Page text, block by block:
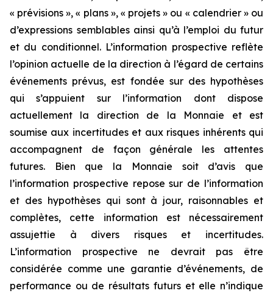
« prévisions », « plans », « projets » ou « calendrier » ou
d’expressions semblables ainsi qu’à l’emploi du futur
et du conditionnel. L’information prospective reflète
l’opinion actuelle de la direction à l’égard de certains
événements prévus, est fondée sur des hypothèses
qui s’appuient sur l’information dont dispose
actuellement la direction de la Monnaie et est
soumise aux incertitudes et aux risques inhérents qui
accompagnent de façon générale les attentes
futures. Bien que la Monnaie soit d’avis que
l’information prospective repose sur de l’information
et des hypothèses qui sont à jour, raisonnables et
complètes, cette information est nécessairement
assujettie à divers risques et incertitudes.
L’information prospective ne devrait pas être
considérée comme une garantie d’événements, de
performance ou de résultats futurs et elle n’indique